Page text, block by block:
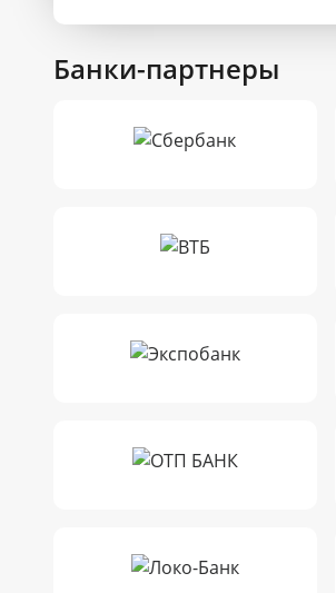
Банки-партнеры